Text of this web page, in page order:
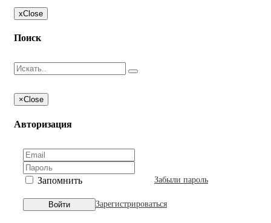
xClose
Поиск
×Close
Авторизация
Запомнить Забыли пароль
Войти Зарегистрироваться